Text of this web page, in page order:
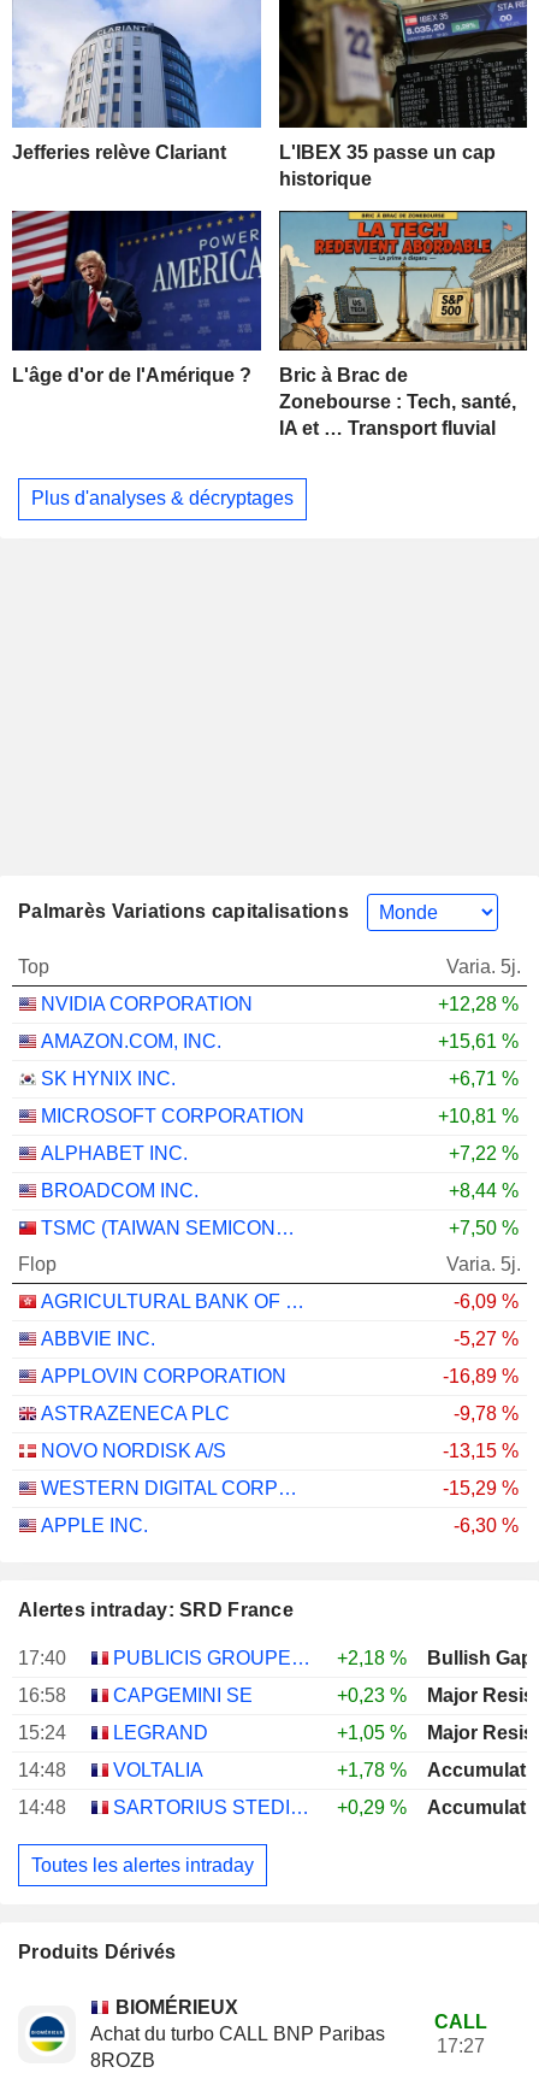
Jefferies relève Clariant
L'IBEX 35 passe un cap
historique
L'âge d'or de l'Amérique ?
Bric à Brac de
Zonebourse : Tech, santé,
IA et … Transport fluvial
Plus d'analyses & décryptages
Palmarès Variations capitalisations
Top
Varia. 5j.
NVIDIA CORPORATION
+12,28 %
AMAZON.COM, INC.
+15,61 %
SK HYNIX INC.
+6,71 %
MICROSOFT CORPORATION
+10,81 %
ALPHABET INC.
+7,22 %
BROADCOM INC.
+8,44 %
TSMC (TAIWAN SEMICONDUCTOR MANUFACTURING COMPANY)
+7,50 %
Flop
Varia. 5j.
AGRICULTURAL BANK OF CHINA LIMITED
-6,09 %
ABBVIE INC.
-5,27 %
APPLOVIN CORPORATION
-16,89 %
ASTRAZENECA PLC
-9,78 %
NOVO NORDISK A/S
-13,15 %
WESTERN DIGITAL CORPORATION
-15,29 %
APPLE INC.
-6,30 %
Alertes intraday: SRD France
17:40 PUBLICIS GROUPE S.A. +2,18 %
Bullish Gap
16:58
CAPGEMINI SE +0,23 %
Major
15:24
LEGRAND +1,05 %
Major
14:48
VOLTALIA +1,78 %
14:48
SARTORIUS STEDIM BIOTECH +0,29 %
Toutes les alertes intraday
Produits Dérivés
BIOMÉRIEUX
Achat du turbo CALL BNP Paribas
8ROZB
CALL
17:27